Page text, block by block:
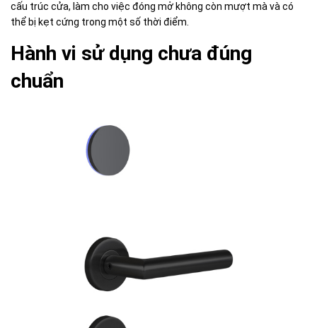
cấu trúc cửa, làm cho việc đóng mở không còn mượt mà và có
thể bị kẹt cứng trong một số thời điểm.
Hành vi sử dụng chưa đúng
chuẩn